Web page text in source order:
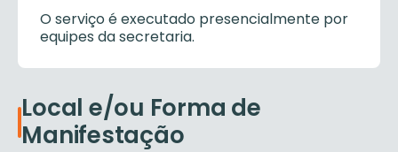
O serviço é executado presencialmente por
equipes da secretaria.
Local e/ou Forma de
Manifestação